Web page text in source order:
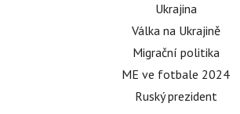
Ukrajina
Válka na Ukrajině
Migrační politika
ME ve fotbale 2024
Ruský prezident